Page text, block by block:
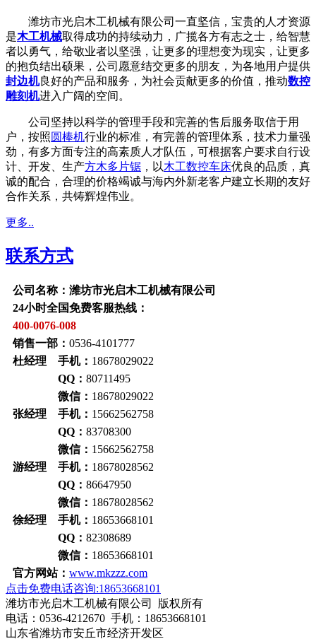
潍坊市光启木工机械有限公司一直坚信，宝贵的人才资源
是木工机械取得成功的持续动力，广揽各方有志之士，给智慧
者以勇气，给敬业者以坚强，让更多的理想变为现实，让更多
的抱负结出硕果，公司愿意结交更多的朋友，为各地用户提供
封边机良好的产品和服务，为社会贡献更多的价值，推动数控
雕刻机进入广阔的空间。
公司坚持以科学的管理手段和完善的售后服务取信于用
户，按照圆棒机行业的标准，有完善的管理体系，技术力量强
劲，有多方面专注的高素质人才队伍，可根据客户要求自行设
计、开发、生产方木多片锯 ，以木工数控车床优良的品质，真
诚的配合，合理的价格竭诚与海内外新老客户建立长期的友好
合作关系，共铸辉煌伟业。
更多..
联系方式
公司名称：潍坊市光启木工机械有限公司
24小时全国免费客服热线：
400-0076-008
销售一部： 0536-4101777
杜经理 手机： 18678029022
QQ： 80711495
微信： 18678029022
张经理 手机： 15662562758
QQ： 83708300
微信： 15662562758
游经理 手机： 18678028562
QQ： 86647950
微信： 18678028562
徐经理 手机： 18653668101
QQ： 82308689
微信： 18653668101
官方网站： www.mkzzz.com
点击免费电话咨询:18653668101
潍坊市光启木工机械有限公司 版权所有
电话：0536-4212670 手机：18653668101
山东省潍坊市安丘市经济开发区